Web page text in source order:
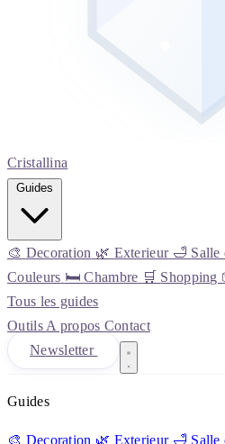
Cristallina
🎨 Decoration 🌿 Exterieur 🛁 Salle
Couleurs 🛏️ Chambre 🛒 Shopping
Tous les guides
Outils A propos Contact
Newsletter
Guides
🎨 Decoration 🌿 Exterieur 🛁 Salle